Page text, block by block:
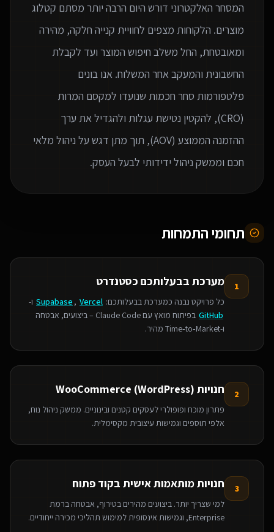
המסחר האלקטרוני דורש היום הרבה יותר מסתם קטלוג
מוצרים. הלקוחות מצפים לחוויית קנייה חלקה, מהירה
ומאובטחת, החל משלב חיפוש המוצר ועד לקבלת
החשבונית והמעקב אחר המשלוח. אנו בונים
פלטפורמות סחר חכמות שנועדו למקסם המרות
(CRO), להקטין נטישת עגלות ולהגדיל את ערך
ההזמנה הממוצע (AOV), תוך מתן דגש על ניהול מלאי
חכם וממשק ניהול ידידותי לבעל העסק.
תחומי התמחות
1 מערכת בבעלותכם כסטנדרט
כל פרויקט נבנה כמערכת בבעלותכם: Supabase , Vercel
ו-
GitHub
בפיתוח מואץ עם Claude Code – ביצועים, אבטחה
ו‑Time‑to‑Market מהיר.
2 חנויות WooCommerce (WordPress)
פתרון מוכח ופופולרי לעסקים קטנים ובינוניים. ממשק ניהול נוח,
אלפי תוספים וגמישות עיצובית מקסימלית.
3 חנויות מותאמות אישית בקוד פתוח
למי שצריך יותר. ביצועים מהירים בטירוף, אבטחה ברמת
Enterprise, וגמישות אינסופית למימוש תהליכי מכירה ייחודיים.